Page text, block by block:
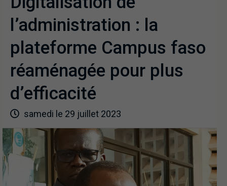
l’administration : la
plateforme Campus faso
réaménagée pour plus
d’efficacité
samedi le 29 juillet 2023